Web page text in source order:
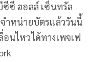
ซี ฮอลล์ เซ็นทรัล
ำหน่ายบัตรแล้ววันนี้
นไหวได้ทางเพจเฟ